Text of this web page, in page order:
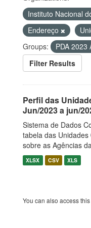
Instituto Nacional
Endereço
Groups:
PDA 2023
Filter Results
Perfil das
Jun/2023 a jun/
Sistema de Dados
tabela das
sobre as Agências
XLSX CSV XLS
You can also access